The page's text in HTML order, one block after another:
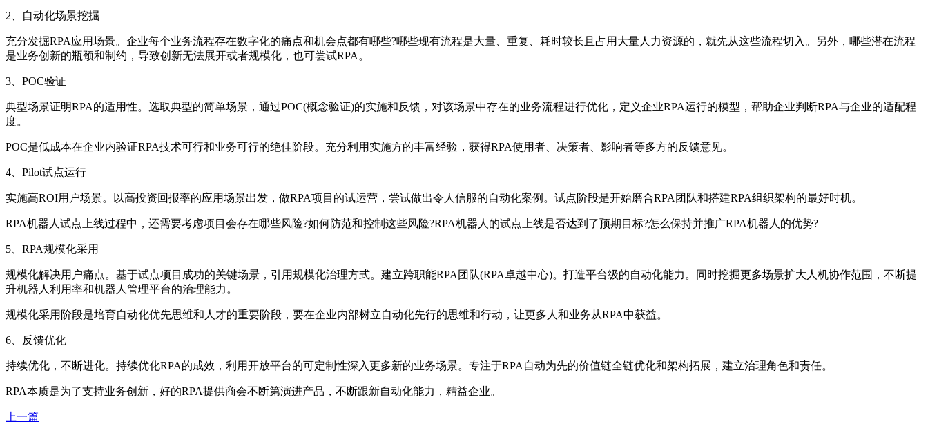
2、自动化场景挖掘
充分发掘RPA应用场景。企业每个业务流程存在数字化的痛点和机会点都有哪些?哪些现有流程是大量、重复、耗时较长且占用大量人力资源的，就先从这些流程切入。另外，哪些潜在流程
是业务创新的瓶颈和制约，导致创新无法展开或者规模化，也可尝试RPA。
3、POC验证
典型场景证明RPA的适用性。选取典型的简单场景，通过POC(概念验证)的实施和反馈，对该场景中存在的业务流程进行优化，定义企业RPA运行的模型，帮助企业判断RPA与企业的适配程
度。
POC是低成本在企业内验证RPA技术可行和业务可行的绝佳阶段。充分利用实施方的丰富经验，获得RPA使用者、决策者、影响者等多方的反馈意见。
4、Pilot试点运行
实施高ROI用户场景。以高投资回报率的应用场景出发，做RPA项目的试运营，尝试做出令人信服的自动化案例。试点阶段是开始磨合RPA团队和搭建RPA组织架构的最好时机。
RPA机器人试点上线过程中，还需要考虑项目会存在哪些风险?如何防范和控制这些风险?RPA机器人的试点上线是否达到了预期目标?怎么保持并推广RPA机器人的优势?
5、RPA规模化采用
规模化解决用户痛点。基于试点项目成功的关键场景，引用规模化治理方式。建立跨职能RPA团队(RPA卓越中心)。打造平台级的自动化能力。同时挖掘更多场景扩大人机协作范围，不断提
升机器人利用率和机器人管理平台的治理能力。
规模化采用阶段是培育自动化优先思维和人才的重要阶段，要在企业内部树立自动化先行的思维和行动，让更多人和业务从RPA中获益。
6、反馈优化
持续优化，不断进化。持续优化RPA的成效，利用开放平台的可定制性深入更多新的业务场景。专注于RPA自动为先的价值链全链优化和架构拓展，建立治理角色和责任。
RPA本质是为了支持业务创新，好的RPA提供商会不断第演进产品，不断跟新自动化能力，精益企业。
上一篇